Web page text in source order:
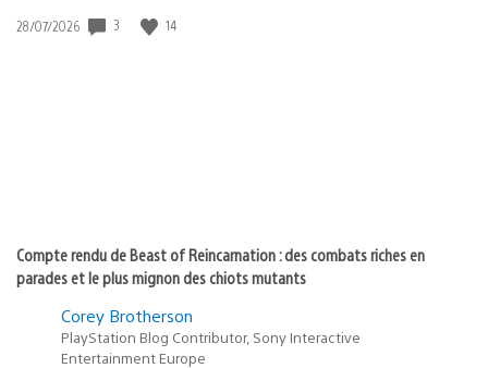
Date
28/07/2026 3 14
Compte rendu de Beast of Reincarnation : des combats riches en
parades et le plus mignon des chiots mutants
Corey Brotherson
PlayStation Blog Contributor, Sony Interactive
Entertainment Europe